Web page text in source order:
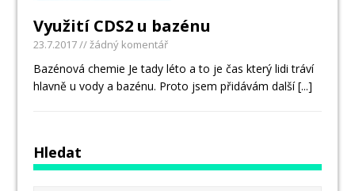
Využití CDS2 u bazénu
23.7.2017// žádný komentář
Bazénová chemie Je tady léto a to je čas který lidi tráví
hlavně u vody a bazénu. Proto jsem přidávám další[...]
Hledat